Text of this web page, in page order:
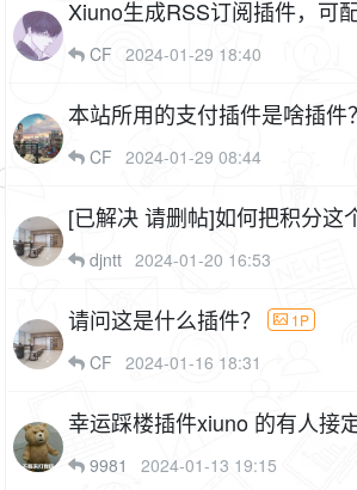
Xiuno生成RSS订阅插件，可
标、版块、文章数、摘要形式
（cf_rss v1.3）
8P 1F
CF 2024-01-29 18:40
本站所用的支付插件是啥插件？
CF 2024-01-29 08:44
[已解决 请删帖]如何把积分这
1P
djntt 2024-01-20 16:53
请问这是什么插件？ 1P
CF 2024-01-16 18:31
幸运踩楼插件xiuno 的有人接
9981 2024-01-13 19:15